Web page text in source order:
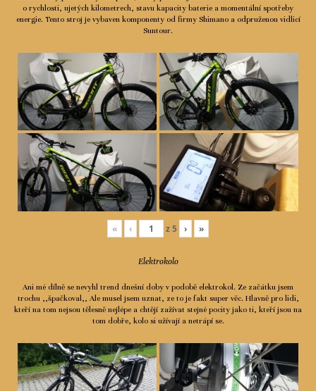
Ceník
Kontakty
o rychlosti, ujetých kilometrech, stavu kapacity baterie a momentální spotřeby
energie. Tento stroj je vybaven komponenty od firmy Shimano a odpruženou vidlicí
Suntour.
« ‹ z5 › »
Elektrokolo
Ani mé dílně se nevyhl trend dnešní doby v podobě elektrokol. Ze začátku jsem
trochu ,,špačkoval,, Ale musel jsem uznat, ze to je fakt super věc. Hlavně pro lidi,
kteří na tom nejsou tělesně nejlépe a chtějí zažívat stejné pocity jako ti, kteří jsou na
tom dobře, kolo si užívají a netrápí se.